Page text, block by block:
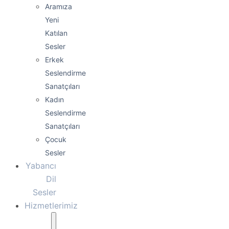
Aramıza
Yeni
Katılan
Sesler
Erkek
Seslendirme
Sanatçıları
Kadın
Seslendirme
Sanatçıları
Çocuk
Sesler
Yabancı
Dil
Sesler
Hizmetlerimiz